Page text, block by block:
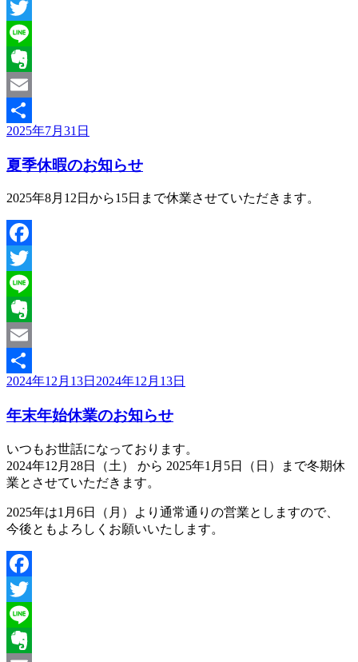
Facebook
Twitter
Line
Evernote
Email
共
有
投
日:
2025年7月31日
夏季休暇のお知らせ
2025年8月12日から15日まで休業させていただきます。
Facebook
Twitter
Line
Evernote
Email
共
有
投
日:
2024年12月13日 2024年12月13日
年末年始休業のお知らせ
いつもお世話になっております。
2024年12月28日（土） から 2025年1月5日（日）まで冬期休
業とさせていただきます。
2025年は1月6日（月）より通常通りの営業としますので、
今後ともよろしくお願いいたします。
Facebook
Twitter
Line